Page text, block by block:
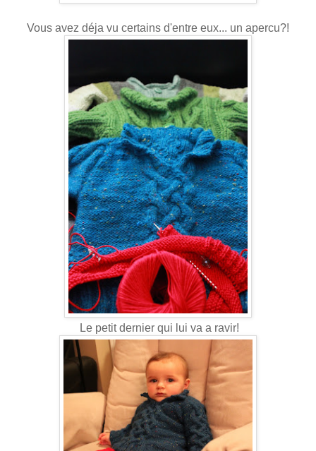
Vous avez déja vu certains d'entre eux... un apercu?!
Le petit dernier qui lui va a ravir!